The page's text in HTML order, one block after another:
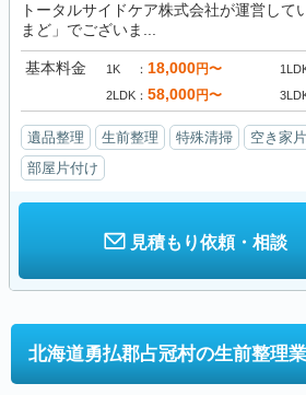
トータルサイドケア株式会社が運営して
まど」でございま...
基本料金 1K 18,000円〜
2LDK 58,000円〜
遺品整理 生前整理 特殊清掃 空き家
部屋片付け
見積もり依頼・相談
北海道勇払郡占冠村の生前整理